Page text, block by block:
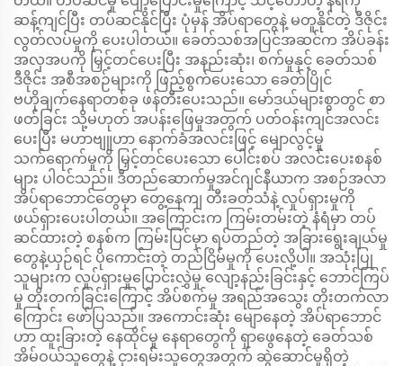
ဆန့်ကျင်ပြီး တပ်ဆင်နိုင်ပြီး ပုံမှန် အိပ်ရာတွေနဲ့ မတူနိုင်တဲ့ ဒီဇိုင်း
လွတ်လပ်မှုကို ပေးပါတယ်။ ခေတ်သစ်အပြင်အဆင်က အိပ်ခန်း
အလှအပကို မြှင့်တင်ပေးပြီး အနည်းဆုံး၊ စက်မှုနှင့် ခေတ်သစ်
ဒီဇိုင်း အစီအစဉ်များကို ဖြည့်စွက်ပေးသော ခေတ်ပြိုင်
ဗဟိုချက်နေရာတစ်ခု ဖန်တီးပေးသည်။ မော်ဒယ်များစွာတွင် စာ
ဖတ်ခြင်း သို့မဟုတ် အပန်းဖြေမှုအတွက် ပတ်ဝန်းကျင်အလင်း
ပေးပြီး မဟာဗျူဟာ နောက်ခံအလင်းဖြင့် မျောလွင့်မှု
သက်ရောက်မှုကို မြှင့်တင်ပေးသော ပေါင်းစပ် အလင်းပေးစနစ်
များ ပါဝင်သည်။ ဒီတည်ဆောက်မှုအင်ဂျင်နီယာက အစဉ်အလာ
အိပ်ရာဘောင်တွေမှာ တွေ့နေကျ တီးခတ်သံနဲ့ လှုပ်ရှားမှုကို
ဖယ်ရှားပေးပါတယ်။ အကြောင်းက ကြမ်းတမ်းတဲ့ နံရံမှာ တပ်
ဆင်ထားတဲ့ စနစ်က ကြမ်းပြင်မှာ ရပ်တည်တဲ့ အခြားရွေးချယ်မှု
တွေနဲ့ယှဉ်ရင် ပိုကောင်းတဲ့ တည်ငြိမ်မှုကို ပေးလို့ပါ။ အသုံးပြု
သူများက လှုပ်ရှားမှုပြောင်းလွှဲမှု လျော့နည်းခြင်းနှင့် ဘောင်ကြပ်
မှု တိုးတက်ခြင်းကြောင့် အိပ်စက်မှု အရည်အသွေး တိုးတက်လာ
ကြောင်း ဖော်ပြသည်။ အကောင်းဆုံး မျောနေတဲ့ အိပ်ရာဘောင်
ဟာ ထူးခြားတဲ့ နေထိုင်မှု နေရာတွေကို ရှာဖွေနေတဲ့ ခေတ်သစ်
အိမ်ဝယ်သူတွေနဲ့ ငှားရမ်းသူတွေအတွက် ဆွဲဆောင်မှုရှိတဲ့